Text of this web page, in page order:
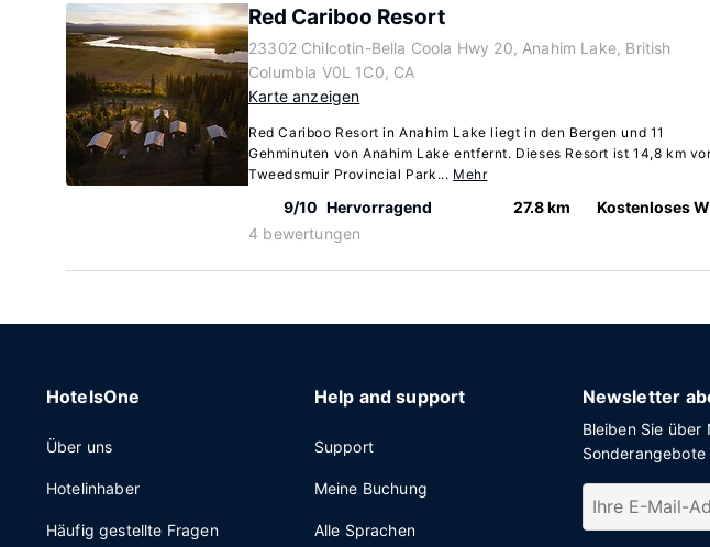
Red Cariboo Resort
23302 Chilcotin-Bella Coola Hwy 20, Anahim Lake, British
Columbia V0L 1C0, CA
Karte anzeigen
Red Cariboo Resort in Anahim Lake liegt in den Bergen und 11
Gehminuten von Anahim Lake entfernt. Dieses Resort ist 14,8 km
Tweedsmuir Provincial Park... Mehr
9/10 Hervorragend
4 bewertungen
27.8 km Kostenloses
HotelsOne
Über uns
Hotelinhaber
Häufig gestellte Fragen
Help and support
Support
Meine Buchung
Alle Sprachen
Newsletter
Bleiben Sie über